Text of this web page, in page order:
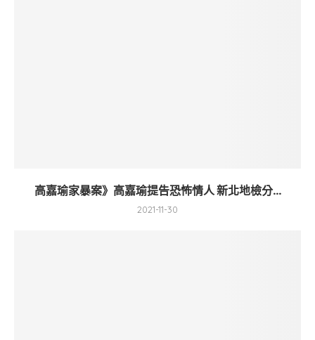
高嘉瑜家暴案》高嘉瑜提告恐怖情人 新北地檢分...
2021-11-30